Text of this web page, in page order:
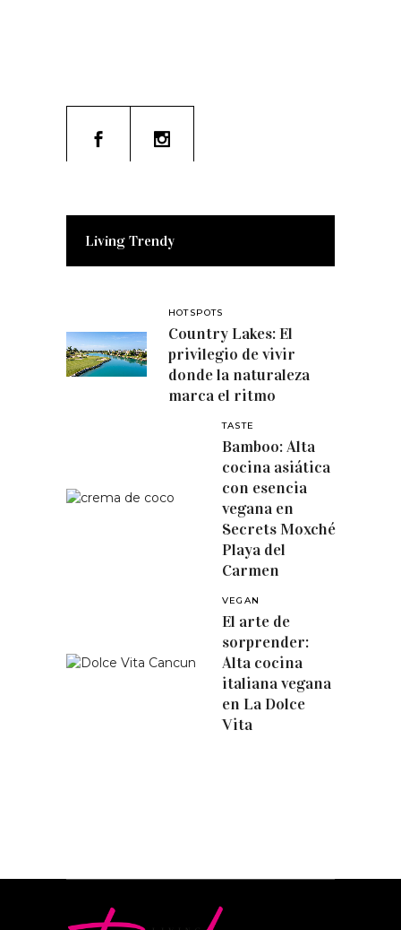
Living Trendy
HOTSPOTS
Country Lakes: El
privilegio de vivir
donde la naturaleza
marca el ritmo
TASTE
Bamboo: Alta
cocina asiática
con esencia
vegana en
Secrets Moxché
Playa del
Carmen
VEGAN
El arte de
sorprender:
Alta cocina
italiana vegana
en La Dolce
Vita